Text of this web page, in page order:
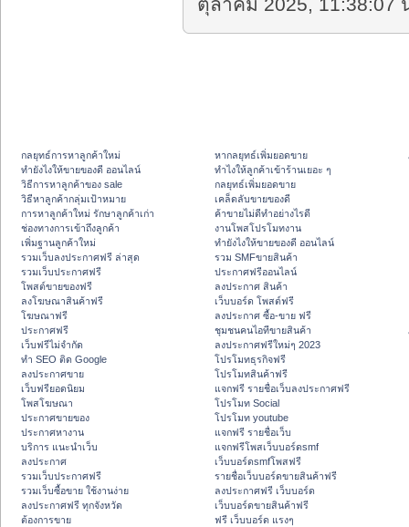
ตุลาคม 2025, 11:38:07
กลยุทธ์การหาลูกค้าใหม่
ทํายังไงให้ขายของดี ออนไลน์
วิธีการหาลูกค้าของ sale
วิธีหาลูกค้ากลุ่มเป้าหมาย
การหาลูกค้าใหม่ รักษาลูกค้าเก่า
ช่องทางการเข้าถึงลูกค้า
เพิ่มฐานลูกค้าใหม่
รวมเว็บลงประกาศฟรี ล่าสุด
รวมเว็บประกาศฟรี
โพสต์ขายของฟรี
ลงโฆษณาสินค้าฟรี
โฆษณาฟรี
ประกาศฟรี
เว็บฟรีไม่จำกัด
ทำ SEO ติด Google
ลงประกาศขาย
เว็บฟรียอดนิยม
โพสโฆษณา
ประกาศขายของ
ประกาศหางาน
บริการ แนะนำเว็บ
ลงประกาศ
รวมเว็บประกาศฟรี
รวมเว็บซื้อขาย ใช้งานง่าย
ลงประกาศฟรี ทุกจังหวัด
ต้องการขาย
หากลยุทธ์เพิ่มยอดขาย
ทําไงให้ลูกค้าเข้าร้านเยอะ ๆ
กลยุทธ์เพิ่มยอดขาย
เคล็ดลับขายของดี
ค้าขายไม่ดีทำอย่างไรดี
งานโพสโปรโมทงาน
ทํายังไงให้ขายของดี ออนไลน์
รวม SMFขายสินค้า
ประกาศฟรีออนไลน์
ลงประกาศ สินค้า
เว็บบอร์ด โพสต์ฟรี
ลงประกาศ ซื้อ-ขาย ฟรี
ชุมชนคนไอทีขายสินค้า
ลงประกาศฟรีใหม่ๆ 2023
โปรโมทธุรกิจฟรี
โปรโมทสินค้าฟรี
แจกฟรี รายชื่อเว็บลงประกาศฟรี
โปรโมท Social
โปรโมท youtube
แจกฟรี รายชื่อเว็บ
แจกฟรีโพสเว็บบอร์ดsmf
เว็บบอร์ดsmfโพสฟรี
รายชื่อเว็บบอร์ดขายสินค้าฟรี
ลงประกาศฟรี เว็บบอร์ด
เว็บบอร์ดขายสินค้าฟรี
ฟรี เว็บบอร์ด แรงๆ